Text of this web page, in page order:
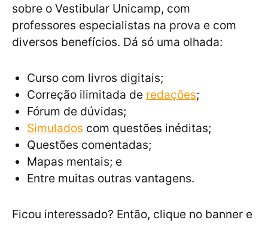
sobre o Vestibular Unicamp, com
professores especialistas na prova e com
diversos benefícios. Dá só uma olhada:
Curso com livros digitais;
Correção ilimitada de redações;
Fórum de dúvidas;
Simulados com questões inéditas;
Questões comentadas;
Mapas mentais; e
Entre muitas outras vantagens.
Ficou interessado? Então, clique no banner e